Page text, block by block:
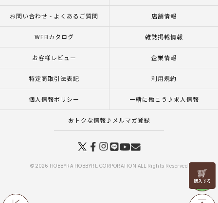
リリヤン
フェア
お問い合わせ - よくあるご質問 店舗情報
WEBカタログ 雑誌掲載情報
お客様レビュー 企業情報
特定商取引法表記 利用規約
個人情報ポリシー 一緒に働こう♪求人情報
おトクな情報♪メルマガ登録
© 2026 HOBBYRA HOBBYRE CORPORATION ALL Rights Reserved